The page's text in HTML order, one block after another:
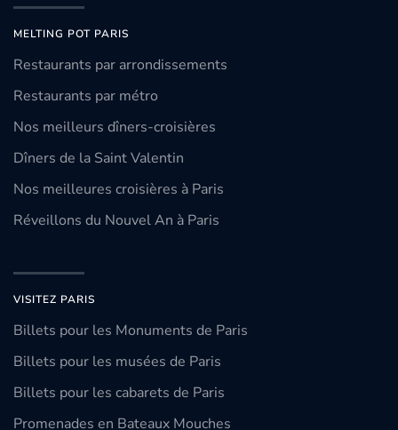
MELTING POT PARIS
Restaurants par arrondissements
Restaurants par métro
Nos meilleurs dîners-croisières
Dîners de la Saint Valentin
Nos meilleures croisières à Paris
Réveillons du Nouvel An à Paris
VISITEZ PARIS
Billets pour les Monuments de Paris
Billets pour les musées de Paris
Billets pour les cabarets de Paris
Promenades en Bateaux Mouches